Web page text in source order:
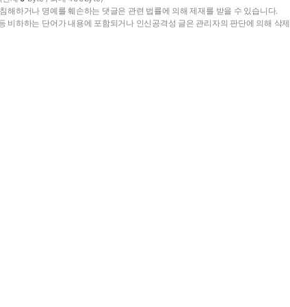
해하거나 명예를 훼손하는 댓글은 관련 법률에 의해 제재를 받을 수 있습니다.
비하하는 단어가 내용에 포함되거나 인신공격성 글은 관리자의 판단에 의해 삭제